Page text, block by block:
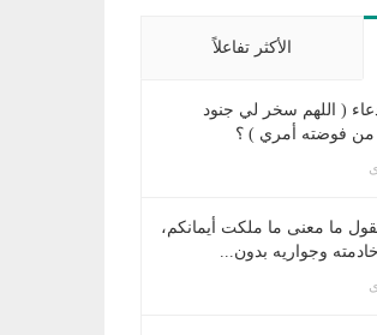
الأكثر تفاعلاً
( اللهم سخر لي جنود
من فوضته أمري ) ؟
ما معنى ما ملكت أيمانكم،
وجواريه بدون...